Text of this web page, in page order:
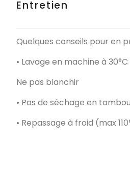
Entretien
Quelques conseils pour en
• Lavage en machine à 30°C
Ne pas blanchir
• Pas de séchage en
• Repassage à froid (max